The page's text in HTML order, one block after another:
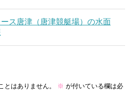
ス唐津（唐津競艇場）の水面
とはありません。 ※ が付いている欄は必